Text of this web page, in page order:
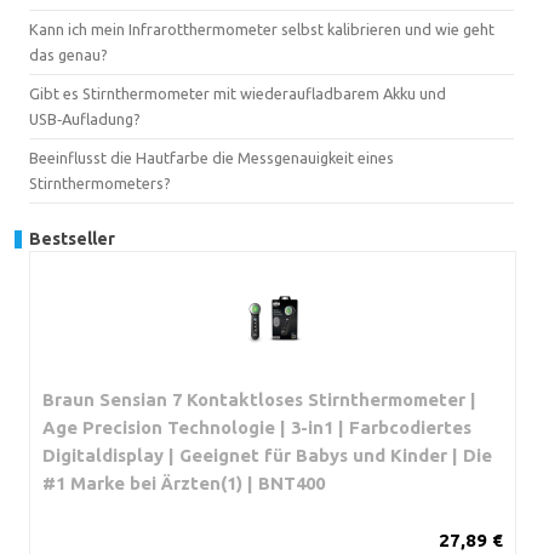
Kann ich mein Infrarotthermometer selbst kalibrieren und wie geht
das genau?
Gibt es Stirnthermometer mit wiederaufladbarem Akku und
USB‑Aufladung?
Beeinflusst die Hautfarbe die Messgenauigkeit eines
Stirnthermometers?
Bestseller
Braun Sensian 7 Kontaktloses Stirnthermometer |
Age Precision Technologie | 3-in1 | Farbcodiertes
Digitaldisplay | Geeignet für Babys und Kinder | Die
#1 Marke bei Ärzten(1) | BNT400
27,89 €